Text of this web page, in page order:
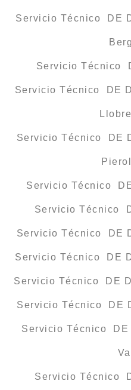
Servicio Técnico DE
Servicio Técnico
Servicio Técnico DE
Servicio Técnico DE
Servicio Técnico
Servicio Técnico
Servicio Técnico DE
Servicio Técnico DE
Servicio Técnico DE
Servicio Técnico DE
Servicio Técnico DE
Servicio Técnico